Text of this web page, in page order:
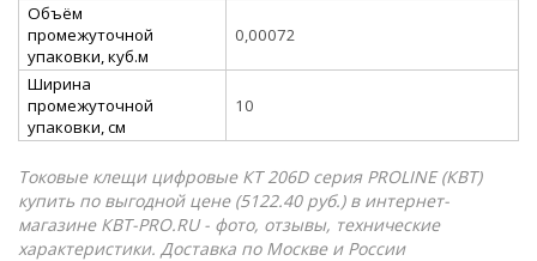
Объём
промежуточной
упаковки, куб.м
0,00072
Ширина
промежуточной
упаковки, см
10
Токовые клещи цифровые КТ 206D серия PROLINE (КВТ)
купить по выгодной цене (5122.40 руб.) в интернет-
магазине КВТ-PRO.RU - фото, отзывы, технические
характеристики. Доставка по Москве и России